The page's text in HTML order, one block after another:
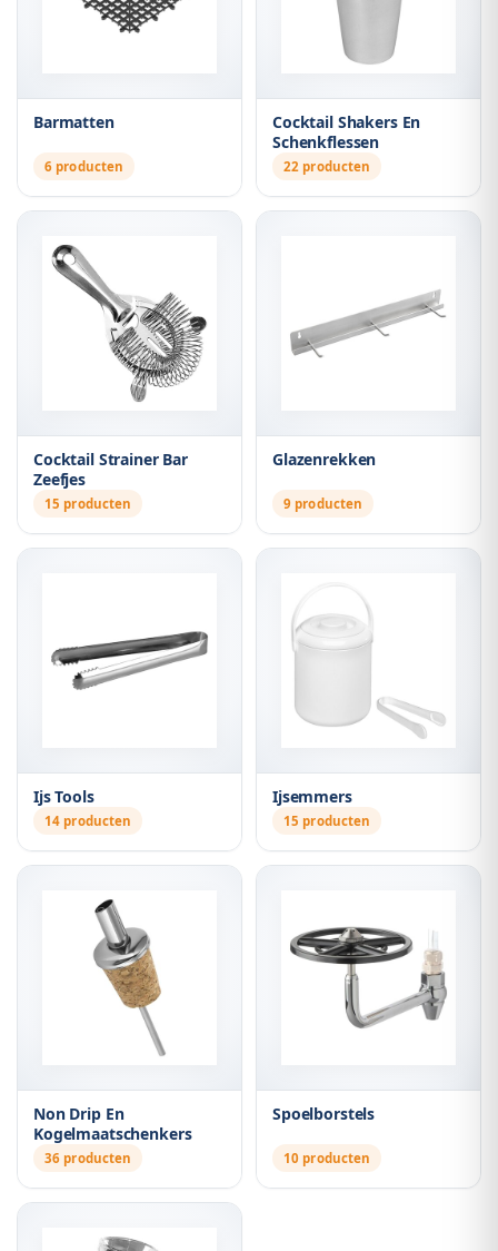
Barmatten
6 producten
Cocktail Shakers En
Schenkflessen
22 producten
Cocktail Strainer Bar
Zeefjes
15 producten
Glazenrekken
9 producten
Ijs Tools
14 producten
Ijsemmers
15 producten
Non Drip En
Kogelmaatschenkers
36 producten
Spoelborstels
10 producten